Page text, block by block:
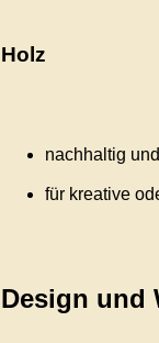
Holz
nachhaltig
für kreative
Design und